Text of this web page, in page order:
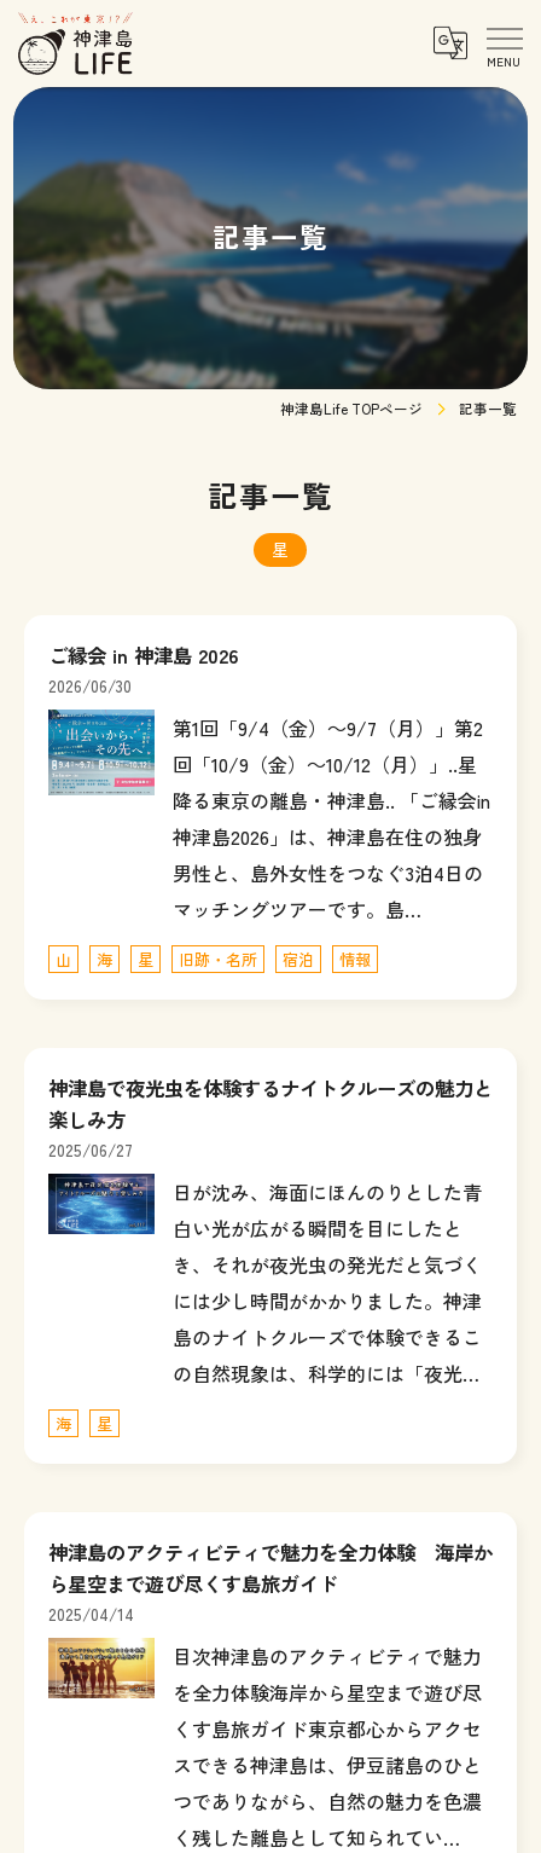
記事一覧
神津島Life TOPページ 記事一覧
記事一覧
星
ご縁会 in 神津島 2026
2026/06/30
第1回「9/4（金）～9/7（月）」第2
回「10/9（金）～10/12（月）」..星
降る東京の離島・神津島.. 「ご縁会in
神津島2026」は、神津島在住の独身
男性と、島外女性をつなぐ3泊4日の
マッチングツアーです。島…
山 海 星 旧跡・名所 宿泊 情報
神津島で夜光虫を体験するナイトクルーズの魅力と
楽しみ方
2025/06/27
日が沈み、海面にほんのりとした青
白い光が広がる瞬間を目にしたと
き、それが夜光虫の発光だと気づく
には少し時間がかかりました。神津
島のナイトクルーズで体験できるこ
の自然現象は、科学的には「夜光…
海 星
神津島のアクティビティで魅力を全力体験 海岸か
ら星空まで遊び尽くす島旅ガイド
2025/04/14
目次神津島のアクティビティで魅力
を全力体験海岸から星空まで遊び尽
くす島旅ガイド東京都心からアクセ
スできる神津島は、伊豆諸島のひと
つでありながら、自然の魅力を色濃
く残した離島として知られてい…